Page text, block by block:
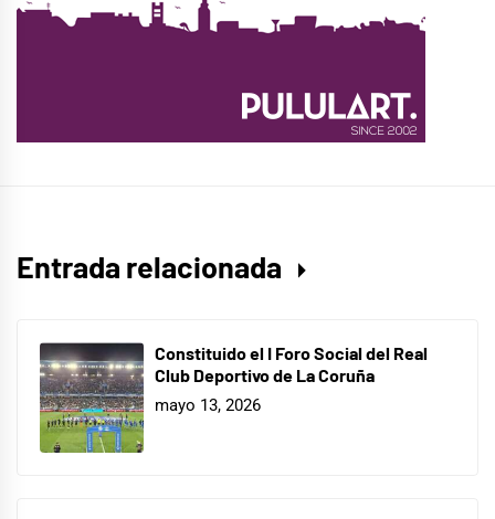
Entrada relacionada
Constituido el I Foro Social del Real
Club Deportivo de La Coruña
mayo 13, 2026